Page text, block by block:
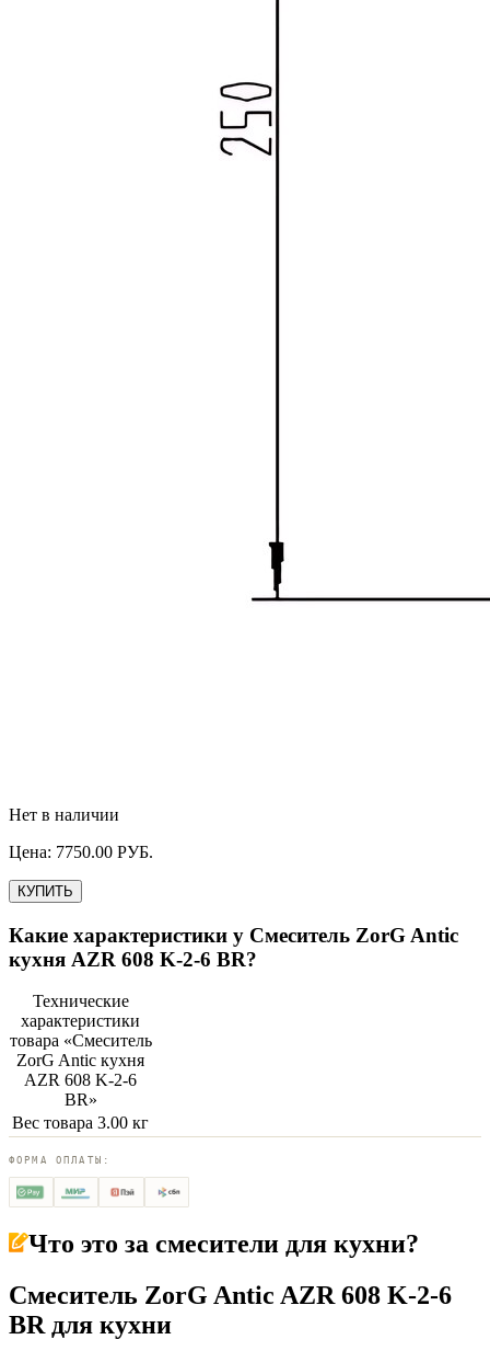
Нет в наличии
Цена: 7750.00 РУБ.
КУПИТЬ
Какие характеристики у Смеситель ZorG Antic
кухня AZR 608 K-2-6 BR?
Технические
характеристики
товара «Смеситель
ZorG Antic кухня
AZR 608 K-2-6
BR»
Вес товара 3.00 кг
ФОРМА ОПЛАТЫ:
Что это за смесители для кухни?
Смеситель ZorG Antic AZR 608 K-2-6
BR для кухни